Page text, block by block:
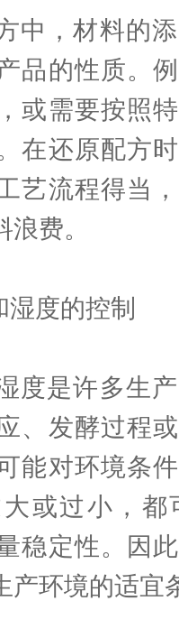
，材料的添
品的性质。
或需要按照
在还原配方
艺流程得当
费。
度的控制
是许多生产
、发酵过程
能对环境条
或过小，都
稳定性。因
产环境的适宜